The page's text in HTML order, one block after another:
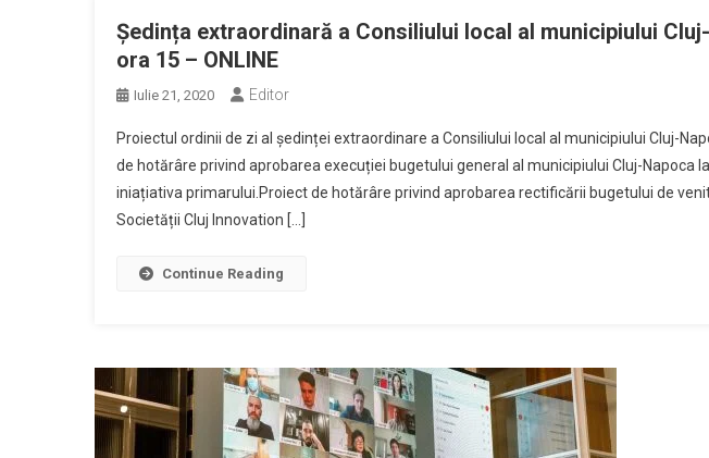
Ședința extraordinară a Consiliului local al municipiului
ora 15 – ONLINE
Iulie 21, 2020 Editor
Proiectul ordinii de zi al ședinței extraordinare a Consiliului local al municipiului Cluj-
de hotărâre privind aprobarea execuției bugetului general al municipiului Cluj-Napoca
iniațiativa primarului.Proiect de hotărâre privind aprobarea rectificării bugetului de
Societății Cluj Innovation […]
Continue Reading